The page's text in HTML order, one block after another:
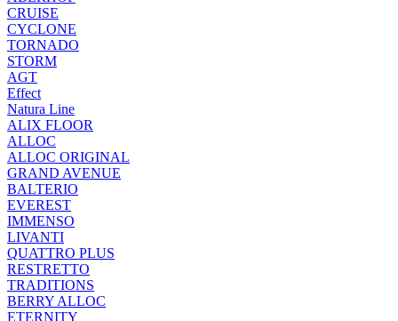
CRUISE
CYCLONE
TORNADO
STORM
AGT
Effect
Natura Line
ALIX FLOOR
ALLOC
ALLOC ORIGINAL
GRAND AVENUE
BALTERIO
EVEREST
IMMENSO
LIVANTI
QUATTRO PLUS
RESTRETTO
TRADITIONS
BERRY ALLOC
ETERNITY